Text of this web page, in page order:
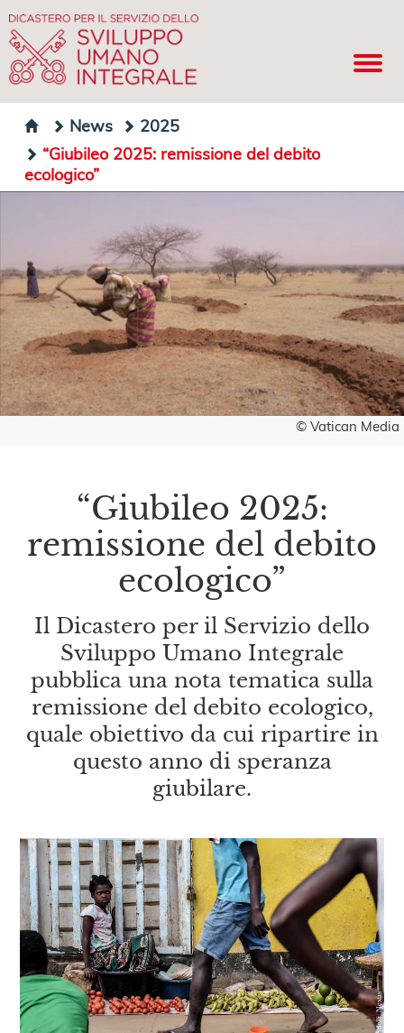
News
2025
“Giubileo 2025: remissione del debito
ecologico”
© Vatican Media
“Giubileo 2025:
remissione del debito
ecologico”
Il Dicastero per il Servizio dello
Sviluppo Umano Integrale
pubblica una nota tematica sulla
remissione del debito ecologico,
quale obiettivo da cui ripartire in
questo anno di speranza
giubilare.